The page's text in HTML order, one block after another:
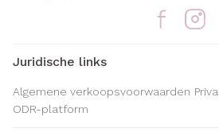
Juridische links
Algemene verkoopsvoorwaarden
ODR-platform